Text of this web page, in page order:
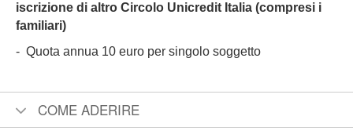
iscrizione di altro Circolo Unicredit Italia (compresi i
familiari)
- Quota annua 10 euro per singolo soggetto
COME ADERIRE